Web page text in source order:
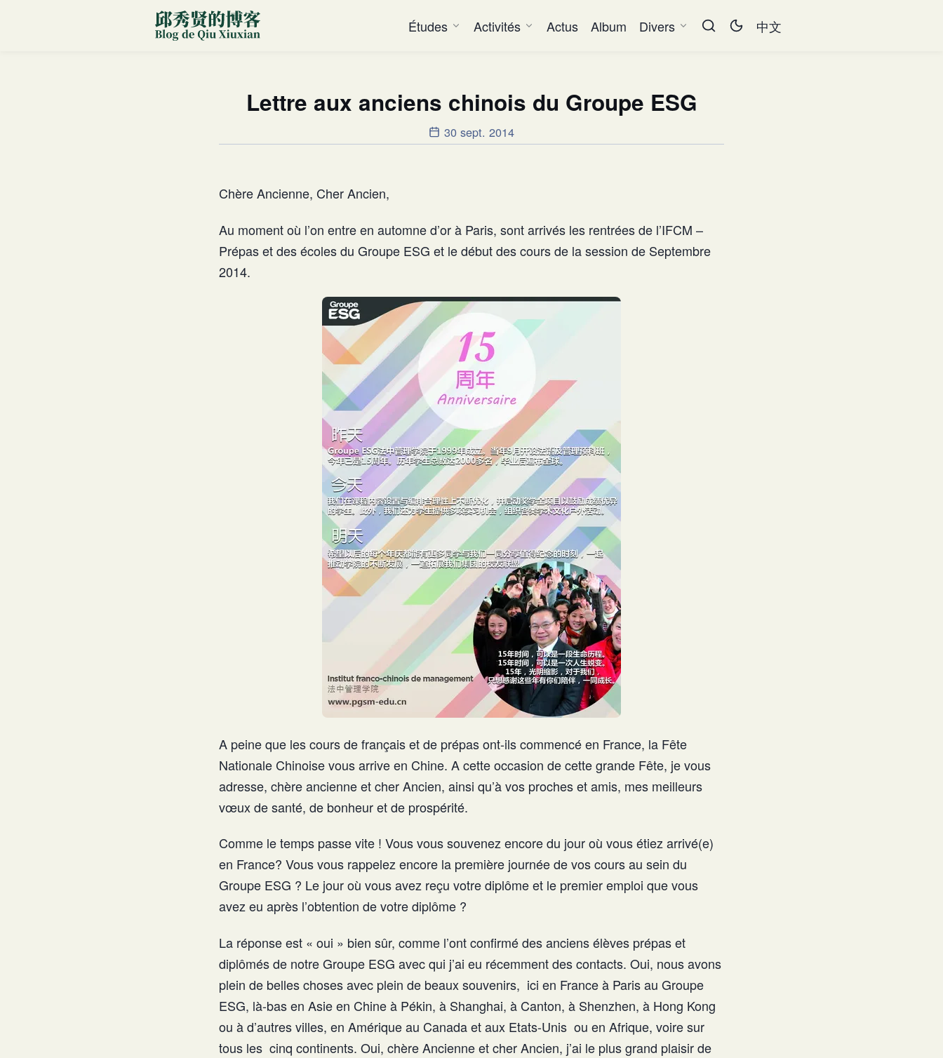
Études Activités Actus Album Divers 中文
Lettre aux anciens chinois du Groupe ESG
30 sept. 2014
Chère Ancienne, Cher Ancien,
Au moment où l’on entre en automne d’or à Paris, sont arrivés les rentrées de l’IFCM –
Prépas et des écoles du Groupe ESG et le début des cours de la session de Septembre
2014.
A peine que les cours de français et de prépas ont-ils commencé en France, la Fête
Nationale Chinoise vous arrive en Chine. A cette occasion de cette grande Fête, je vous
adresse, chère ancienne et cher Ancien, ainsi qu’à vos proches et amis, mes meilleurs
vœux de santé, de bonheur et de prospérité.
Comme le temps passe vite ! Vous vous souvenez encore du jour où vous étiez arrivé(e)
en France? Vous vous rappelez encore la première journée de vos cours au sein du
Groupe ESG ? Le jour où vous avez reçu votre diplôme et le premier emploi que vous
avez eu après l’obtention de votre diplôme ?
La réponse est « oui » bien sûr, comme l’ont confirmé des anciens élèves prépas et
diplômés de notre Groupe ESG avec qui j’ai eu récemment des contacts. Oui, nous avons
plein de belles choses avec plein de beaux souvenirs, ici en France à Paris au Groupe
ESG, là-bas en Asie en Chine à Pékin, à Shanghai, à Canton, à Shenzhen, à Hong Kong
ou à d’autres villes, en Amérique au Canada et aux Etats-Unis ou en Afrique, voire sur
tous les cinq continents. Oui, chère Ancienne et cher Ancien, j’ai le plus grand plaisir de